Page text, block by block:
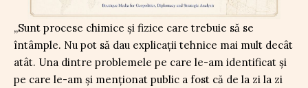
„Sunt procese chimice și fizice care trebuie să se
întâmple. Nu pot să dau explicații tehnice mai mult decât
atât. Una dintre problemele pe care le-am identificat și
pe care le-am și menționat public a fost că de la zi la zi